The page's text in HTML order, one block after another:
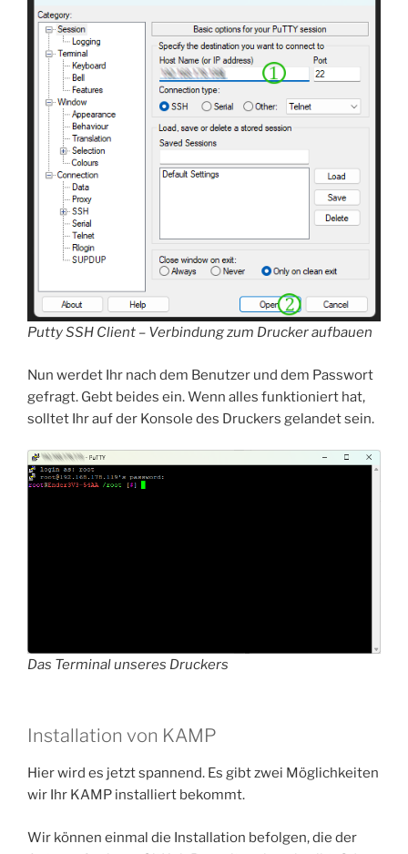
Putty SSH Client – Verbindung zum Drucker aufbauen
Nun werdet Ihr nach dem Benutzer und dem Passwort
gefragt. Gebt beides ein. Wenn alles funktioniert hat,
solltet Ihr auf der Konsole des Druckers gelandet sein.
Das Terminal unseres Druckers
Installation von KAMP
Hier wird es jetzt spannend. Es gibt zwei Möglichkeiten
wir Ihr KAMP installiert bekommt.
Wir können einmal die Installation befolgen, die der